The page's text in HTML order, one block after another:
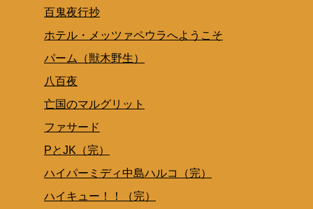
百鬼夜行抄
ホテル・メッツァペウラへようこそ
パーム（獣木野生）
八百夜
亡国のマルグリット
ファサード
PとJK（完）
ハイパーミディ中島ハルコ（完）
ハイキュー！！（完）